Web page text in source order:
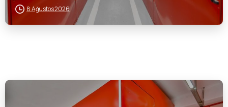
8 Ağustos 2026